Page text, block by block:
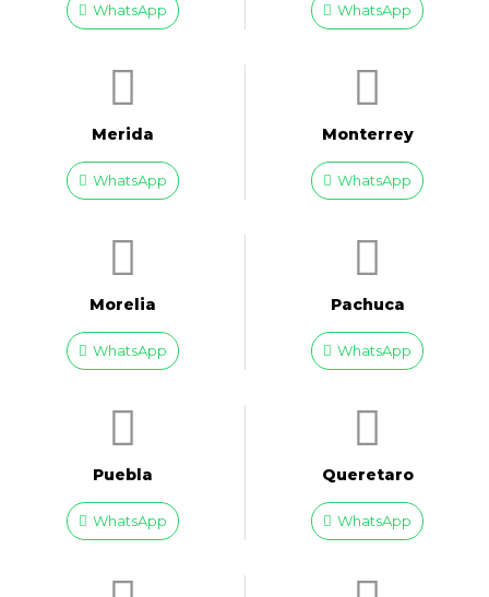
WhatsApp WhatsApp
Merida
WhatsApp
Monterrey
WhatsApp
Morelia
WhatsApp
Pachuca
WhatsApp
Puebla
WhatsApp
Queretaro
WhatsApp